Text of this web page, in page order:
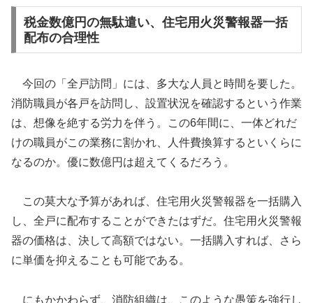
税金数億円の無駄遣い、住宅用火災警報器一括
配布の合理性
今回の「全戸訪問」には、多大な人員と時間を要した。
消防職員が各戸を訪問し、設置状況を確認するという作業
は、想像を絶する労力を伴う。この6年間に、一体どれだ
けの職員がこの業務に割かれ、人件費換算するといくらに
なるのか。優に数億円は超えてくるだろう。
この莫大な予算があれば、住宅用火災警報器を一括購入
し、全戸に配布することができたはずだ。住宅用火災警報
器の価格は、決して高額ではない。一括購入すれば、さら
に単価を抑えることも可能である。
にもかかわらず、消防組織は、このような愚策を強行し